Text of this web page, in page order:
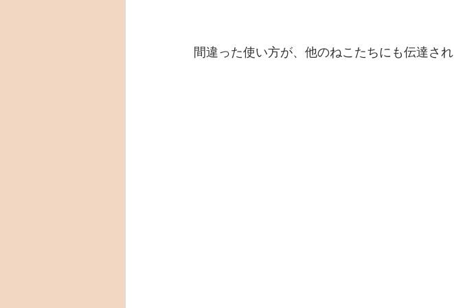
間違った使い方が、他のねこたちにも伝達され